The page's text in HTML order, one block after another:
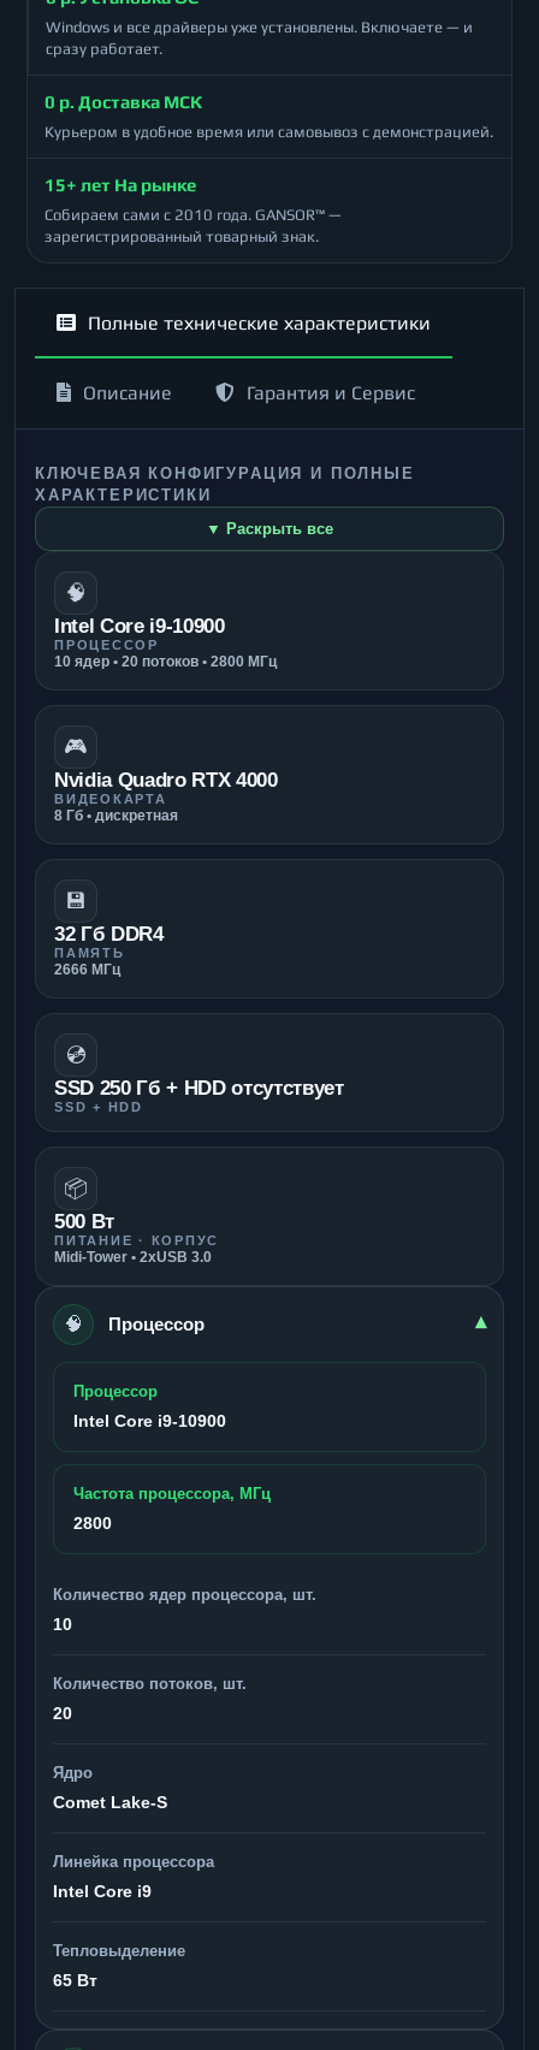
Windows и все драйверы уже установлены. Включаете — и
сразу работает.
0 р. Доставка МСК
Курьером в удобное время или самовывоз с демонстрацией.
15+ лет На рынке
Собираем сами с 2010 года. GANSOR™ —
зарегистрированный товарный знак.
Полные технические характеристики
Описание Гарантия и Сервис
КЛЮЧЕВАЯ КОНФИГУРАЦИЯ И ПОЛНЫЕ
ХАРАКТЕРИСТИКИ
▼ Раскрыть все
🧠
Intel Core i9-10900
ПРОЦЕССОР
10 ядер • 20 потоков • 2800 МГц
🎮
Nvidia Quadro RTX 4000
ВИДЕОКАРТА
8 Гб • дискретная
💾
32 Гб DDR4
ПАМЯТЬ
2666 МГц
💿
SSD 250 Гб + HDD отсутствует
SSD + HDD
📦
500 Вт
ПИТАНИЕ · КОРПУС
Midi-Tower • 2xUSB 3.0
🧠 Процессор ▾
Процессор
Intel Core i9-10900
Частота процессора, МГц
2800
Количество ядер процессора, шт.
10
Количество потоков, шт.
20
Ядро
Comet Lake-S
Линейка процессора
Intel Core i9
Тепловыделение
65 Вт